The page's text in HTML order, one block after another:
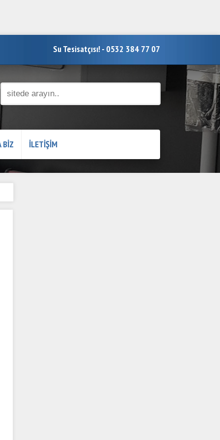
Su Tesisatçısı! - 0532 384 77 07
BİZ İLETİŞİM